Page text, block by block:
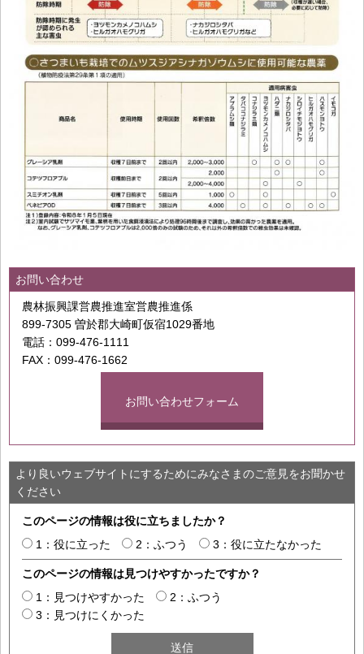
お問い合わせ
農林振興課営農推進室営農推進係
899-7305 曽於郡大崎町仮宿1029番地
電話：099-476-1111
FAX：099-476-1662
お問い合わせフォーム
より良いウェブサイトにするためにみなさまのご意見をお聞かせ
ください
このページの情報は役に立ちましたか？
1：役に立った
2：ふつう 3：役に立たなかった
このページの情報は見つけやすかったですか？
1：見つけやすかった
2：ふつう
3：見つけにくかった